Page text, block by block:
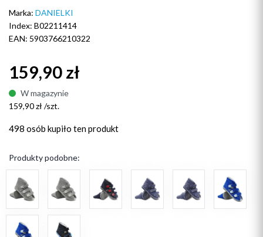
Marka: DANIELKI
Index: B02211414
EAN: 5903766210322
159,90 zł
W magazynie
159,90 zł /szt.
498 osób kupiło ten produkt
Produkty podobne: